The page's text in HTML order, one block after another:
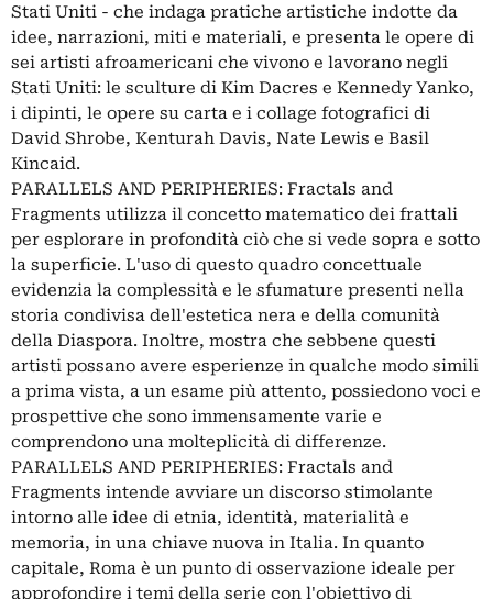
Stati Uniti - che indaga pratiche artistiche indotte da
idee, narrazioni, miti e materiali, e presenta le opere di
sei artisti afroamericani che vivono e lavorano negli
Stati Uniti: le sculture di Kim Dacres e Kennedy Yanko,
i dipinti, le opere su carta e i collage fotografici di
David Shrobe, Kenturah Davis, Nate Lewis e Basil
Kincaid.
PARALLELS AND PERIPHERIES: Fractals and
Fragments utilizza il concetto matematico dei frattali
per esplorare in profondità ciò che si vede sopra e sotto
la superficie. L'uso di questo quadro concettuale
evidenzia la complessità e le sfumature presenti nella
storia condivisa dell'estetica nera e della comunità
della Diaspora. Inoltre, mostra che sebbene questi
artisti possano avere esperienze in qualche modo simili
a prima vista, a un esame più attento, possiedono voci e
prospettive che sono immensamente varie e
comprendono una molteplicità di differenze.
PARALLELS AND PERIPHERIES: Fractals and
Fragments intende avviare un discorso stimolante
intorno alle idee di etnia, identità, materialità e
memoria, in una chiave nuova in Italia. In quanto
capitale, Roma è un punto di osservazione ideale per
approfondire i temi della serie con l'obiettivo di